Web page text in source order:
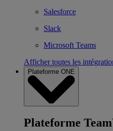
Salesforce
Slack
Microsoft Teams
Afficher toutes les
Plateforme ONE
Plateforme